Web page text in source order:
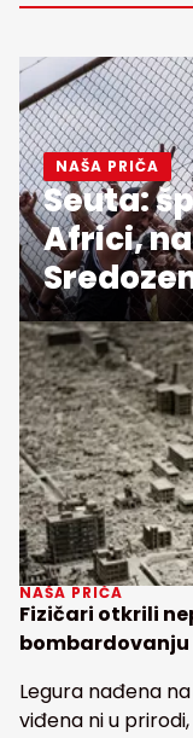
NAŠA PRIČA
Seuta:
Africi,
NAŠA PRIČA
Fizičari otkrili
bombardovanju
Legura nađena
viđena ni u